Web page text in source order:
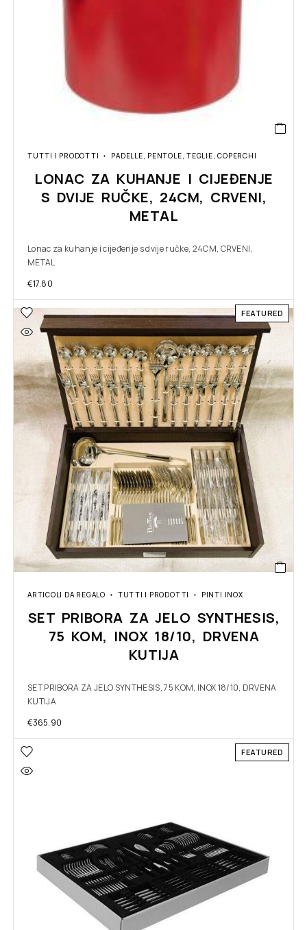
TUTTI I PRODOTTI PADELLE, PENTOLE, TEGLIE, COPERCHI
LONAC ZA KUHANJE I CIJEĐENJE
S DVIJE RUČKE, 24CM, CRVENI,
METAL
Lonac za kuhanje i cijeđenje s dvije ručke, 24CM, CRVENI,
METAL
€17.80
FEATURED
ARTICOLI DA REGALO TUTTI I PRODOTTI PINTI INOX
SET PRIBORA ZA JELO SYNTHESIS,
75 KOM, INOX 18/10, DRVENA
KUTIJA
SET PRIBORA ZA JELO SYNTHESIS, 75 KOM, INOX 18/10, DRVENA
KUTIJA
€365.90
FEATURED